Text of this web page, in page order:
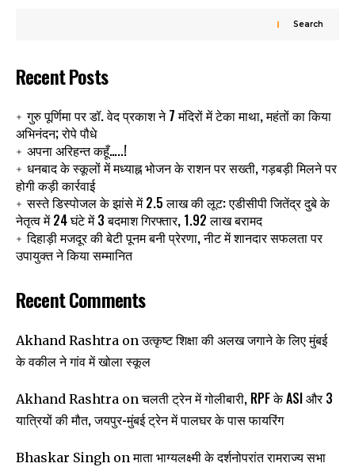
Search
Recent Posts
गुरु पूर्णिमा पर डॉ. वेद प्रकाश ने 7 मंदिरों में टेका माथा, महंतों का किया
अभिनंदन; रोपे पौधे
अपना अरिहन्त कहूँ…..!
धनबाद के स्कूलों में मध्याह्न भोजन के राशन पर सख्ती, गड़बड़ी मिलने पर
होगी कड़ी कार्रवाई
सस्ते डिस्पोजल के झांसे में 2.5 लाख की लूट: एडीसीपी जितेंद्र दुबे के
नेतृत्व में 24 घंटे में 3 बदमाश गिरफ्तार, 1.92 लाख बरामद
दिहाड़ी मजदूर की बेटी पूनम बनी प्रेरणा, नीट में शानदार सफलता पर
उपायुक्त ने किया सम्मानित
Recent Comments
Akhand Rashtra onउत्कृष्ट शिक्षा की अलख जगाने के लिए मुंबई
के वकील ने गांव में खोला स्कूल
Akhand Rashtra onचलती ट्रेन में गोलीबारी, RPF के ASI और 3
यात्रियों की मौत, जयपुर-मुंबई ट्रेन में पालघर के पास फायरिंग
Bhaskar Singh onमाता भाग्यलक्ष्मी के दर्शनोपरांत रामराज्य सभा